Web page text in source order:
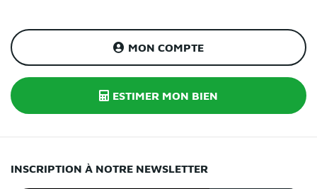
MON COMPTE
ESTIMER MON BIEN
INSCRIPTION À NOTRE NEWSLETTER